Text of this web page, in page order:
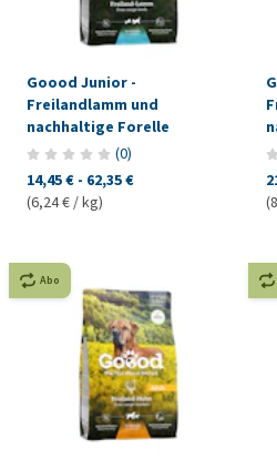
Goood Junior -
Freilandlamm und
nachhaltige Forelle
(0)
14,45 € - 62,35 €
(6,24 € / kg)
Abo